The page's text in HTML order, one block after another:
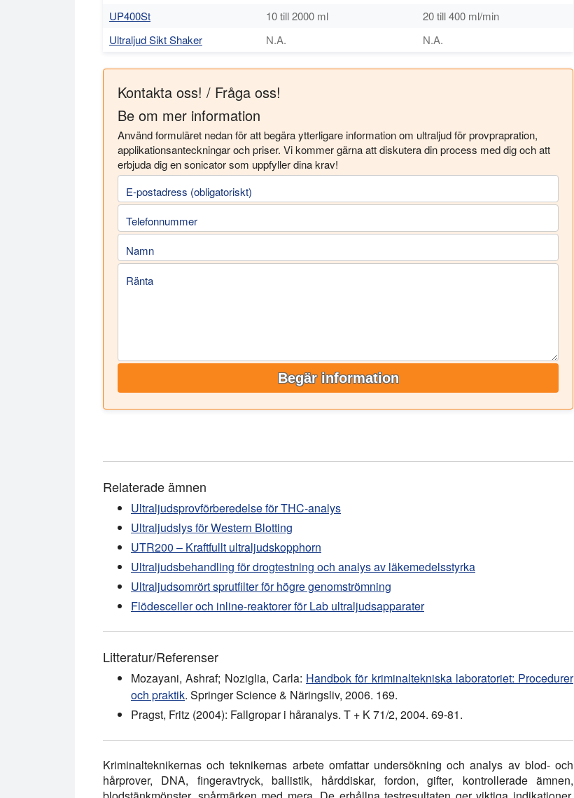
UP400St
10 till 2000 ml
20 till 400 ml/min
Ultraljud Sikt Shaker
N.A. N.A.
Kontakta oss! / Fråga oss!
Be om mer information
Använd formuläret nedan för att begära ytterligare information om ultraljud för provprapration,
applikationsanteckningar och priser. Vi kommer gärna att diskutera din process med dig och att
erbjuda dig en sonicator som uppfyller dina krav!
E-postadress (obligatoriskt)
Telefonnummer
Namn
Ränta
Begär information
Relaterade ämnen
Ultraljudsprovförberedelse för THC-analys
Ultraljudslys för Western Blotting
UTR200 – Kraftfullt ultraljudskopphorn
Ultraljudsbehandling för drogtestning och analys av läkemedelsstyrka
Ultraljudsomrört sprutfilter för högre genomströmning
Flödesceller och inline-reaktorer för Lab ultraljudsapparater
Litteratur/Referenser
Mozayani, Ashraf; Noziglia, Carla: Handbok för kriminaltekniska laboratoriet: Procedurer
och praktik. Springer Science & Näringsliv, 2006. 169.
Pragst, Fritz (2004): Fallgropar i håranalys. T + K 71/2, 2004. 69-81.
Kriminalteknikernas och teknikernas arbete omfattar undersökning och analys av blod- och
hårprover, DNA, fingeravtryck, ballistik, hårddiskar, fordon, gifter, kontrollerade ämnen,